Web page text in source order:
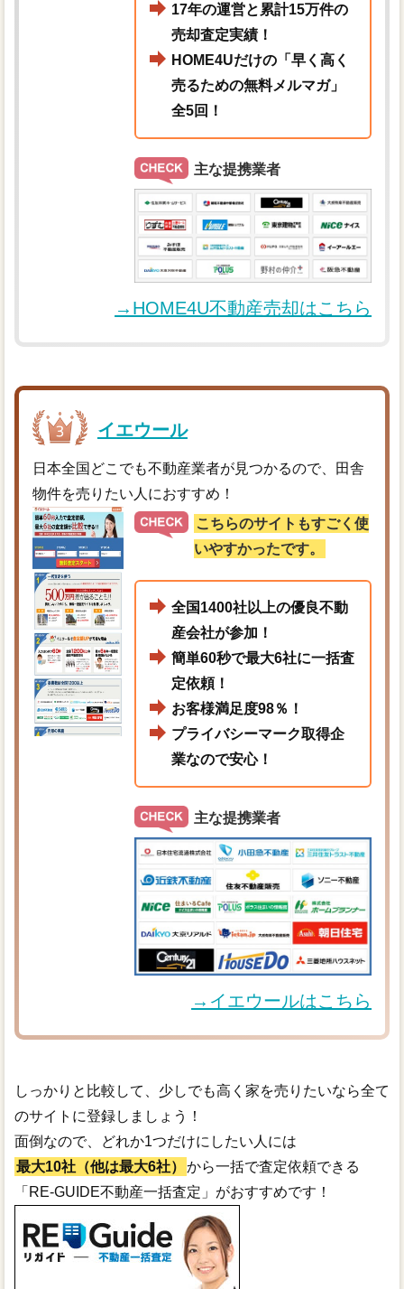
17年の運営と累計15万件の
売却査定実績！
HOME4Uだけの「早く高く
売るための無料メルマガ」
全5回！
主な提携業者
→HOME4U不動産売却はこちら
イエウール
日本全国どこでも不動産業者が見つかるので、田舎
物件を売りたい人におすすめ！
こちらのサイトもすごく使
いやすかったです。
全国1400社以上の優良不動
産会社が参加！
簡単60秒で最大6社に一括査
定依頼！
お客様満足度98％！
プライバシーマーク取得企
業なので安心！
主な提携業者
→イエウールはこちら
しっかりと比較して、少しでも高く家を売りたいなら全て
のサイトに登録しましょう！
面倒なので、どれか1つだけにしたい人には
最大10社（他は最大6社）
から一括で査定依頼できる
「RE-GUIDE不動産一括査定」がおすすめです！